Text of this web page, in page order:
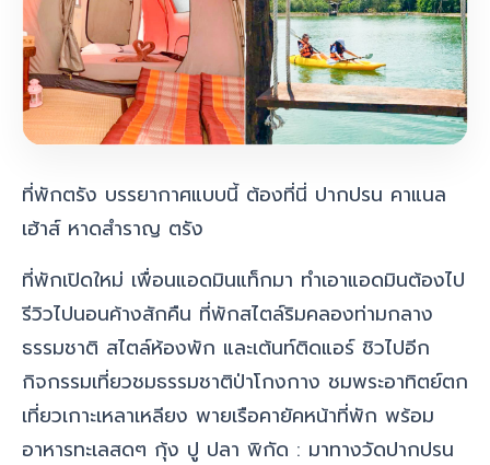
ที่พักตรัง บรรยากาศแบบนี้ ต้องที่นี่ ปากปรน คาแนล
เฮ้าส์ หาดสำราญ ตรัง
ที่พักเปิดใหม่ เพื่อนแอดมินแท็กมา ทำเอาแอดมินต้องไป
รีวิวไปนอนค้างสักคืน ที่พักสไตล์ริมคลองท่ามกลาง
ธรรมชาติ สไตล์ห้องพัก และเต้นท์ติดแอร์ ชิวไปอีก
กิจกรรมเที่ยวชมธรรมชาติป่าโกงกาง ชมพระอาทิตย์ตก
เที่ยวเกาะเหลาเหลียง พายเรือคายัคหน้าที่พัก พร้อม
อาหารทะเลสดๆ กุ้ง ปู ปลา พิกัด : มาทางวัดปากปรน